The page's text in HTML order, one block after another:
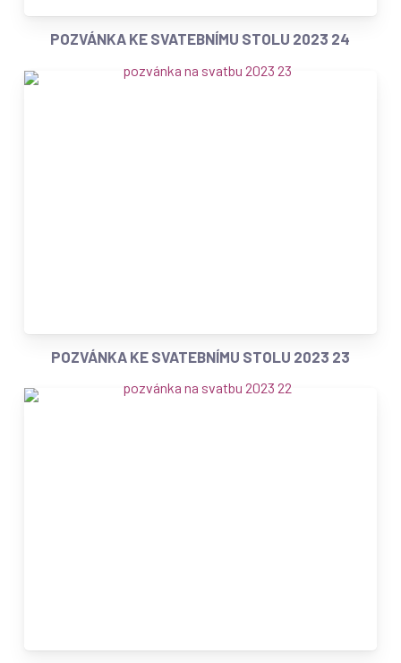
POZVÁNKA KE SVATEBNÍMU STOLU 2023 24
POZVÁNKA KE SVATEBNÍMU STOLU 2023 23